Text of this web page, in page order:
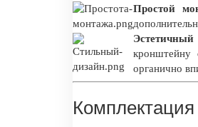
Простой
кронштейну
органично
Комплектация